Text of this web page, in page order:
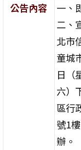
公告內容
一、
二、
北市
童城
日（
六）
區行
號1
辦。